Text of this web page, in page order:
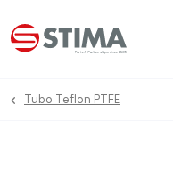
Tubo Teflon PTFE